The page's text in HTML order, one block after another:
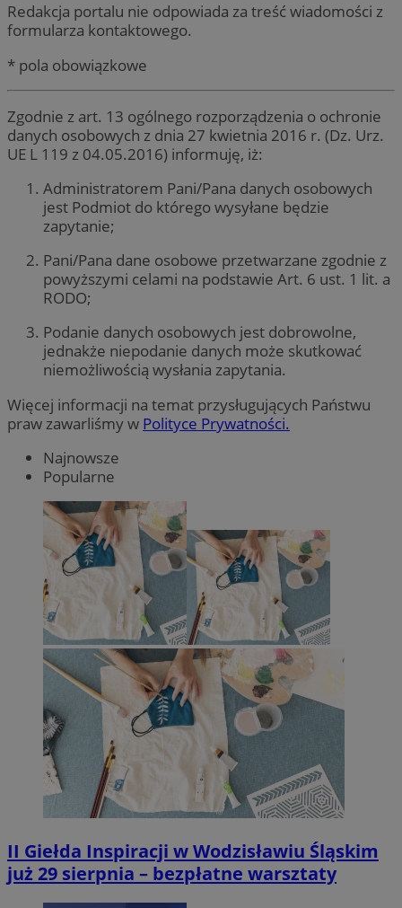
Redakcja portalu nie odpowiada za treść wiadomości z
formularza kontaktowego.
* pola obowiązkowe
Zgodnie z art. 13 ogólnego rozporządzenia o ochronie
danych osobowych z dnia 27 kwietnia 2016 r. (Dz. Urz.
UE L 119 z 04.05.2016) informuję, iż:
Administratorem Pani/Pana danych osobowych
jest Podmiot do którego wysyłane będzie
zapytanie;
Pani/Pana dane osobowe przetwarzane zgodnie z
powyższymi celami na podstawie Art. 6 ust. 1 lit. a
RODO;
Podanie danych osobowych jest dobrowolne,
jednakże niepodanie danych może skutkować
niemożliwością wysłania zapytania.
Więcej informacji na temat przysługujących Państwu
praw zawarliśmy w Polityce Prywatności.
Najnowsze
Popularne
II Giełda Inspiracji w Wodzisławiu Śląskim
już 29 sierpnia – bezpłatne warsztaty